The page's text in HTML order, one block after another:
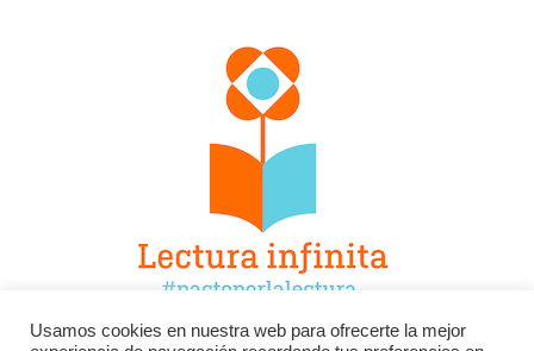
Usamos cookies en nuestra web para ofrecerte la mejor